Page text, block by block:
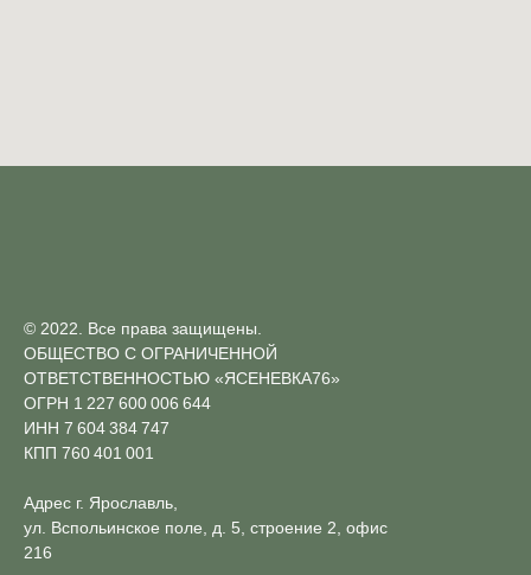
© 2022. Все права защищены.
ОБЩЕСТВО С ОГРАНИЧЕННОЙ
ОТВЕТСТВЕННОСТЬЮ «ЯСЕНЕВКА76»
ОГРН 1 227 600 006 644
ИНН 7 604 384 747
КПП 760 401 001
Адрес г. Ярославль,
ул. Вспольинское поле, д. 5, строение 2, офис
216